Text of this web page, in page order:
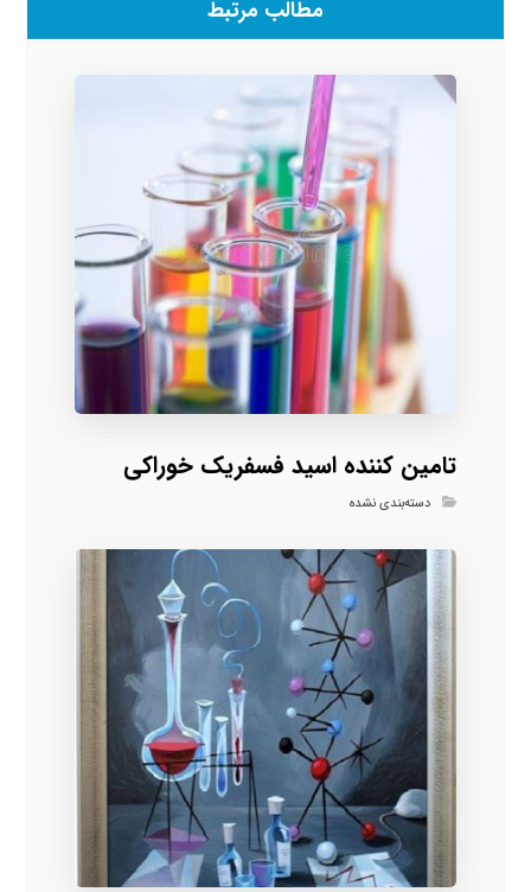
مطالب مرتبط
تامین کننده اسید فسفریک خوراکی
دسته‌بندی نشده